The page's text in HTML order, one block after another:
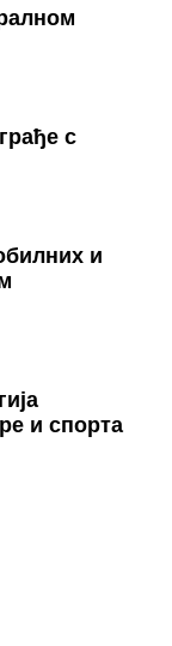
с
и
и спорта